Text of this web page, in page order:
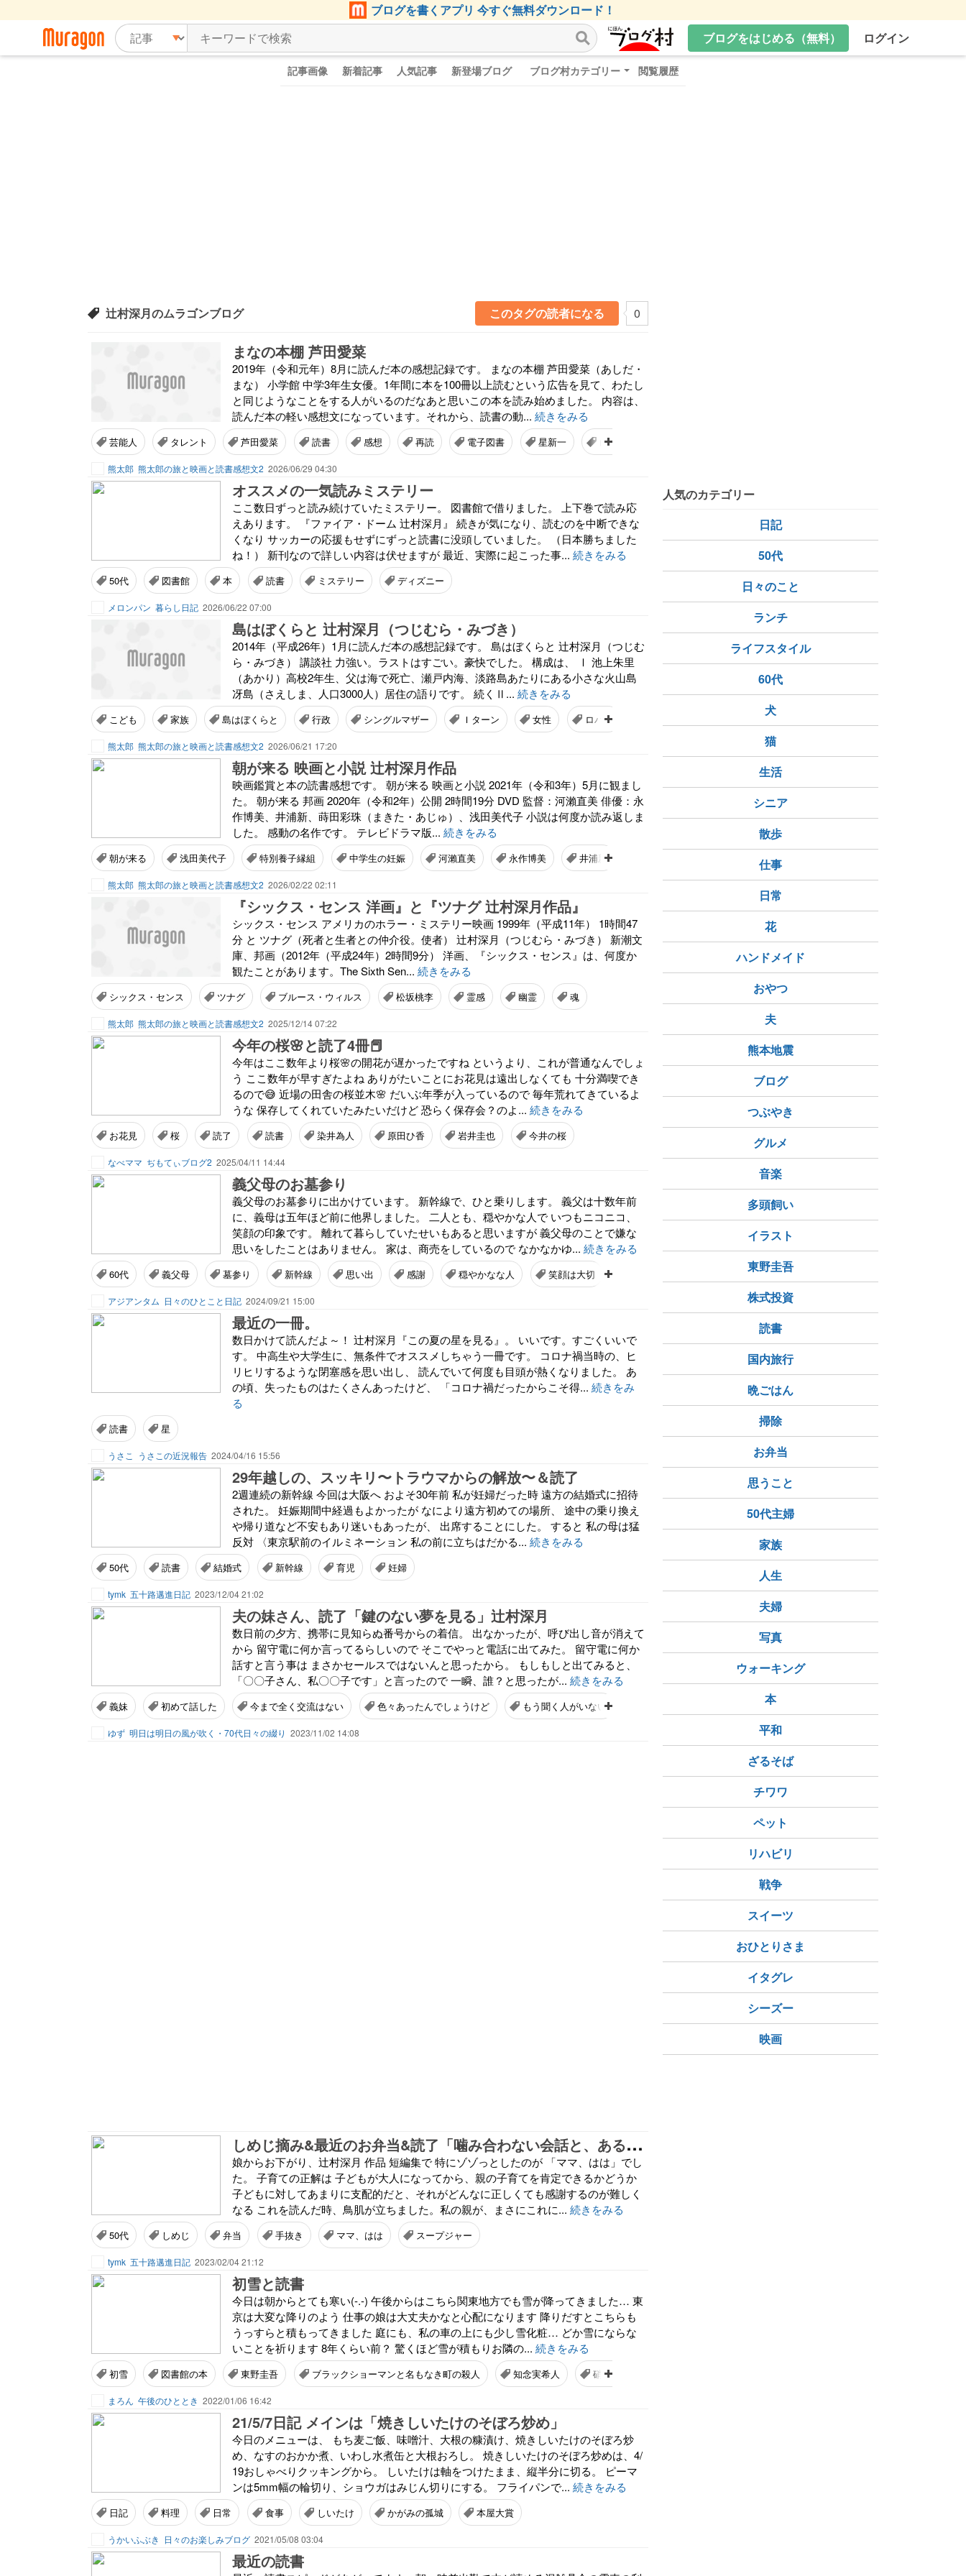
ブログを書くアプリ 今すぐ無料ダウンロード！
ブログをはじめる（無料）
ログイン
記事画像 新着記事 人気記事 新登場ブログ ブログ村カテゴリー 閲覧履歴
辻村深月のムラゴンブログ このタグの読者になる 0
まなの本棚 芦田愛菜
2019年（令和元年）8月に読んだ本の感想記録です。 まなの本棚 芦田愛菜（あしだ・
まな） 小学館 中学3年生女優。1年間に本を100冊以上読むという広告を見て、わたし
と同じようなことをする人がいるのだなあと思いこの本を読み始めました。 内容は、
読んだ本の軽い感想文になっています。それから、読書の動... 続きをみる
芸能人 タレント 芦田愛菜 読書 感想 再読 電子図書 星新一 山中伸弥
熊太郎 熊太郎の旅と映画と読書感想文2 2026/06/29 04:30
オススメの一気読みミステリー
ここ数日ずっと読み続けていたミステリー。 図書館で借りました。 上下巻で読み応
えあります。 『ファイア・ドーム 辻村深月』 続きが気になり、読むのを中断できな
くなり サッカーの応援もせずにずっと読書に没頭していました。 （日本勝ちました
ね！） 新刊なので詳しい内容は伏せますが 最近、実際に起こった事... 続きをみる
50代 図書館 本 読書 ミステリー ディズニー
メロンパン 暮らし日記 2026/06/22 07:00
島はぼくらと 辻村深月（つじむら・みづき）
2014年（平成26年）1月に読んだ本の感想記録です。 島はぼくらと 辻村深月（つじむ
ら・みづき） 講談社 力強い。ラストはすごい。豪快でした。 構成は、 Ⅰ 池上朱里
（あかり）高校2年生、父は海で死亡、瀬戸内海、淡路島あたりにある小さな火山島
冴島（さえしま、人口3000人）居住の語りです。 続くⅡ... 続きをみる
こども 家族 島はぼくらと 行政 シングルマザー Ｉターン 女性 ロハス
熊太郎 熊太郎の旅と映画と読書感想文2 2026/06/21 17:20
朝が来る 映画と小説 辻村深月作品
映画鑑賞と本の読書感想です。 朝が来る 映画と小説 2021年（令和3年）5月に観まし
た。 朝が来る 邦画 2020年（令和2年）公開 2時間19分 DVD 監督：河瀨直美 俳優：永
作博美、井浦新、蒔田彩珠（まきた・あじゅ）、浅田美代子 小説は何度か読み返しま
した。 感動の名作です。 テレビドラマ版... 続きをみる
朝が来る 浅田美代子 特別養子縁組 中学生の妊娠 河瀨直美 永作博美 井浦新
熊太郎 熊太郎の旅と映画と読書感想文2 2026/02/22 02:11
『シックス・センス 洋画』と『ツナグ 辻村深月作品』
シックス・センス アメリカのホラー・ミステリー映画 1999年（平成11年） 1時間47
分 と ツナグ（死者と生者との仲介役。使者） 辻村深月（つじむら・みづき） 新潮文
庫、邦画（2012年（平成24年）2時間9分） 洋画、『シックス・センス』は、何度か
観たことがあります。The Sixth Sen... 続きをみる
シックス・センス ツナグ ブルース・ウィルス 松坂桃李 霊感 幽霊 魂
熊太郎 熊太郎の旅と映画と読書感想文2 2025/12/14 07:22
今年の桜🌸と読了4冊📕
今年はここ数年より桜🌸の開花が遅かったですね というより、これが普通なんでしょ
う ここ数年が早すぎたよね ありがたいことにお花見は遠出しなくても 十分満喫でき
るので😅 近場の田舎の桜並木🌸 だいぶ年季が入っているので 毎年荒れてきているよ
うな 保存してくれていたみたいだけど 恐らく保存会？のよ... 続きをみる
お花見 桜 読了 読書 染井為人 原田ひ香 岩井圭也 今井の桜
なべママ ぢもてぃブログ2 2025/04/11 14:44
義父母のお墓参り
義父母のお墓参りに出かけています。 新幹線で、ひと乗りします。 義父は十数年前
に、義母は五年ほど前に他界しました。 二人とも、穏やかな人で いつもニコニコ、
笑顔の印象です。 離れて暮らしていたせいもあると思いますが 義父母のことで嫌な
思いをしたことはありません。 家は、商売をしているので なかなかゆ... 続きをみる
60代 義父母 墓参り 新幹線 思い出 感謝 穏やかなな人 笑顔は大切
アジアンタム 日々のひとこと日記 2024/09/21 15:00
最近の一冊。
数日かけて読んだよ～！ 辻村深月『この夏の星を見る』。 いいです。すごくいいで
す。 中高生や大学生に、無条件でオススメしちゃう一冊です。 コロナ禍当時の、ヒ
リヒリするような閉塞感を思い出し、 読んでいて何度も目頭が熱くなりました。 あ
の頃、失ったものはたくさんあったけど、 「コロナ禍だったからこそ得... 続きをみ
る
読書 星
うさこ うさこの近況報告 2024/04/16 15:56
29年越しの、スッキリ〜トラウマからの解放〜＆読了
2週連続の新幹線 今回は大阪へ およそ30年前 私が妊婦だった時 遠方の結婚式に招待
された。 妊娠期間中経過もよかったが なにより遠方初めての場所、 途中の乗り換え
や帰り道など不安もあり迷いもあったが、 出席することにした。 すると 私の母は猛
反対 〈東京駅前のイルミネーション 私の前に立ちはだかる... 続きをみる
50代 読書 結婚式 新幹線 育児 妊婦
tymk 五十路邁進日記 2023/12/04 21:02
夫の妹さん、読了「鍵のない夢を見る」辻村深月
数日前の夕方、携帯に見知らぬ番号からの着信。 出なかったが、呼び出し音が消えて
から 留守電に何か言ってるらしいので そこでやっと電話に出てみた。 留守電に何か
話すと言う事は まさかセールスではないんと思ったから。 もしもしと出てみると、
「〇〇子さん、私〇〇子です」と言ったので 一瞬、誰？と思ったが... 続きをみる
義妹 初めて話した 今まで全く交流はない 色々あったんでしょうけど もう聞く人がいない 鍵のない夢を見る
ゆず 明日は明日の風が吹く・70代日々の綴り 2023/11/02 14:08
し
めじ摘み&最近のお弁当&読了「噛み合わない会話と、ある過去について」
娘からお下がり、辻村深月 作品 短編集で 特にゾゾっとしたのが 「ママ、はは」でし
た。 子育ての正解は 子どもが大人になってから、親の子育てを肯定できるかどうか
子どもに対してあまりに支配的だと、それがどんなに正しくても感謝するのが難しく
なる これを読んだ時、鳥肌が立ちました。私の親が、まさにこれに... 続きをみる
50代 しめじ 弁当 手抜き ママ、はは スープジャー
tymk 五十路邁進日記 2023/02/04 21:12
初雪と読書
今日は朝からとても寒い(-.-) 午後からはこちら関東地方でも雪が降ってきました… 東
京は大変な降りのよう 仕事の娘は大丈夫かなと心配になります 降りだすとこちらも
うっすらと積もってきました 庭にも、私の車の上にも少し雪化粧… どか雪にならな
いことを祈ります 8年くらい前？ 驚くほど雪が積もりお隣の... 続きをみる
初雪 図書館の本 東野圭吾 ブラックショーマンと名もなき町の殺人 知念実希人 硝子の塔の殺人
まろん 午後のひととき 2022/01/06 16:42
21/5/7日記 メインは「焼きしいたけのそぼろ炒め」
今日のメニューは、 もち麦ご飯、味噌汁、大根の糠漬け、焼きしいたけのそぼろ炒
め、なすのおかか煮、いわし水煮缶と大根おろし。 焼きしいたけのそぼろ炒めは、4/
19おしゃべりクッキングから。 しいたけは軸をつけたまま、縦半分に切る。 ピーマ
ンは5mm幅の輪切り、ショウガはみじん切りにする。 フライパンで... 続きをみる
日記 料理 日常 食事 しいたけ かがみの孤城 本屋大賞
うかいふぶき 日々のお楽しみブログ 2021/05/08 03:04
最近の読書
人気のカテゴリー
日記
50代
日々のこと
ランチ
ライフスタイル
60代
犬
猫
生活
シニア
散歩
仕事
日常
花
ハンドメイド
おやつ
夫
熊本地震
ブログ
つぶやき
グルメ
音楽
多頭飼い
イラスト
東野圭吾
株式投資
読書
国内旅行
晩ごはん
掃除
お弁当
思うこと
50代主婦
家族
人生
夫婦
写真
ウォーキング
本
平和
ざるそば
チワワ
ペット
リハビリ
戦争
スイーツ
おひとりさま
イタグレ
シーズー
映画